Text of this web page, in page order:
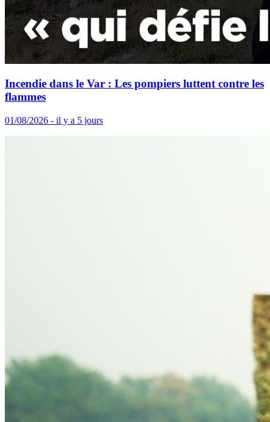
Incendie dans le Var : Les pompiers luttent contre les
flammes
01/08/2026 - il y a 5 jours